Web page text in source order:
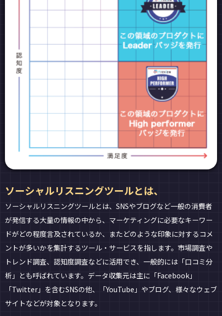
ソーシャルリスニングツールとは、
ソーシャルリスニングツールとは、SNSやブログなど一般の消費者
が発信する大量の情報の中から、マーケティングに必要なキーワー
ドがどの程度言及されているか、またどのような印象に対するコメ
ントが多いかを集計するツール・サービスを指します。市場調査や
トレンド調査、認知度調査などに活用でき、一般的には「口コミ分
析」とも呼ばれています。データ収集元は主に「Facebook」
「Twitter」を含むSNSの他、「YouTube」やブログ、様々なウェブ
サイトなどが対象となります。